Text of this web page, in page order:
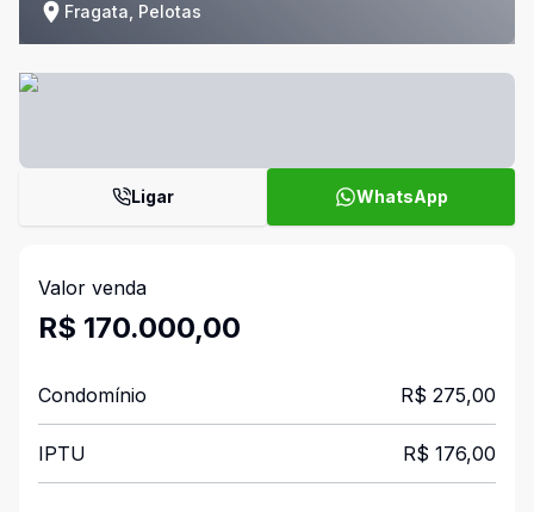
Fragata, Pelotas
Ligar WhatsApp
Valor venda
R$ 170.000,00
Condomínio R$ 275,00
IPTU R$ 176,00